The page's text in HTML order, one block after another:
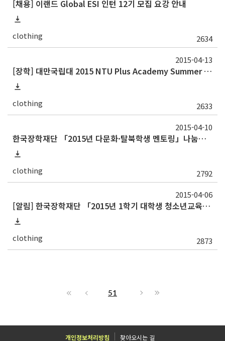
[채용] 이랜드 Global ESI 인턴 12기 모집 요강 안내
clothing 2634
[장학] 대만국립대 2015 NTU Plus Academy Summer + Program 장학생 선발 안내
clothing 2633
2015-04-13
한국장학재단 「2015년 다문화·탈북학생 멘토링」나눔지기(멘토) 모집 알림
clothing 2792
2015-04-10
[알림] 한국장학재단 「2015년 1학기 대학생 청소년교육지원사업」나눔지기(멘토) 모집
clothing 2873
2015-04-06
51
개인정보처리방침 찾아오시는 길